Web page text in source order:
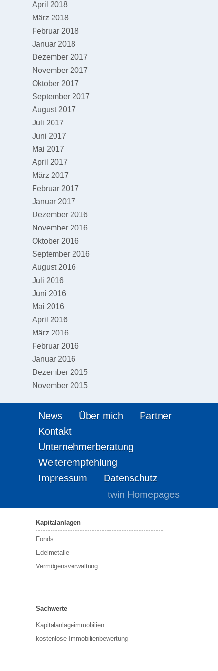
April 2018
März 2018
Februar 2018
Januar 2018
Dezember 2017
November 2017
Oktober 2017
September 2017
August 2017
Juli 2017
Juni 2017
Mai 2017
April 2017
März 2017
Februar 2017
Januar 2017
Dezember 2016
November 2016
Oktober 2016
September 2016
August 2016
Juli 2016
Juni 2016
Mai 2016
April 2016
März 2016
Februar 2016
Januar 2016
Dezember 2015
November 2015
News Über mich
Partner
Kontakt
Unternehmerberatung
Weiterempfehlung
Impressum
Datenschutz
twin Homepages
Kapitalanlagen
Fonds
Edelmetalle
Vermögensverwaltung
Sachwerte
Kapitalanlageimmobilien
kostenlose Immobilienbewertung